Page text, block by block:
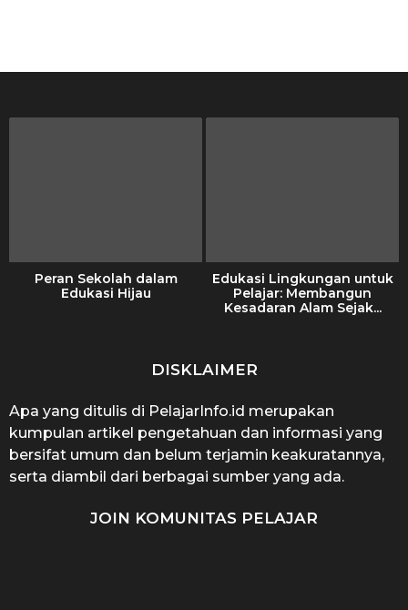
Peran Sekolah dalam
Edukasi Hijau
Edukasi Lingkungan untuk
Pelajar: Membangun
Kesadaran Alam Sejak...
DISKLAIMER
Apa yang ditulis di PelajarInfo.id merupakan
kumpulan artikel pengetahuan dan informasi yang
bersifat umum dan belum terjamin keakuratannya,
serta diambil dari berbagai sumber yang ada.
JOIN KOMUNITAS PELAJAR